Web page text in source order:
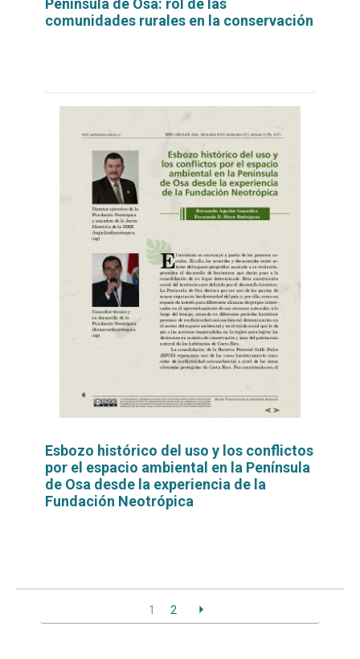
Península de Osa: rol de las
comunidades rurales en la conservación
Esbozo histórico del uso y los conflictos
por el espacio ambiental en la Península
de Osa desde la experiencia de la
Fundación Neotrópica
1 2